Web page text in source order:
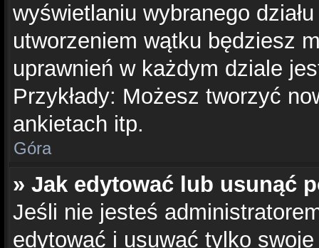
wyświetlaniu wybranego
utworzeniem wątku będziesz
uprawnień w każdym dziale
Przykłady: Możesz tworzyć
ankietach itp.
Góra
» Jak edytować lub usunąć
Jeśli nie jesteś
edytować i usuwać tylko